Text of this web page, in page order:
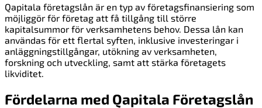
Qapitala företagslån är en typ av företagsfinansiering som
möjliggör för företag att få tillgång till större
kapitalsummor för verksamhetens behov. Dessa lån kan
användas för ett flertal syften, inklusive investeringar i
anläggningstillgångar, utökning av verksamheten,
forskning och utveckling, samt att stärka företagets
likviditet.
Fördelarna med Qapitala Företagslån